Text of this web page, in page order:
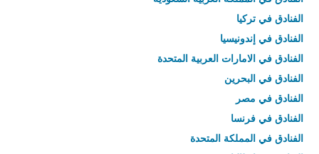
الفنادق في تركيا
الفنادق في إندونيسيا
الفنادق في الامارات العربية المتحدة
الفنادق في البحرين
الفنادق في مصر
الفنادق في فرنسا
الفنادق في المملكة المتحدة